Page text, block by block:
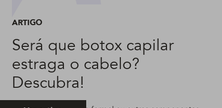
ARTIGO
Será que botox capilar
estraga o cabelo?
Descubra!